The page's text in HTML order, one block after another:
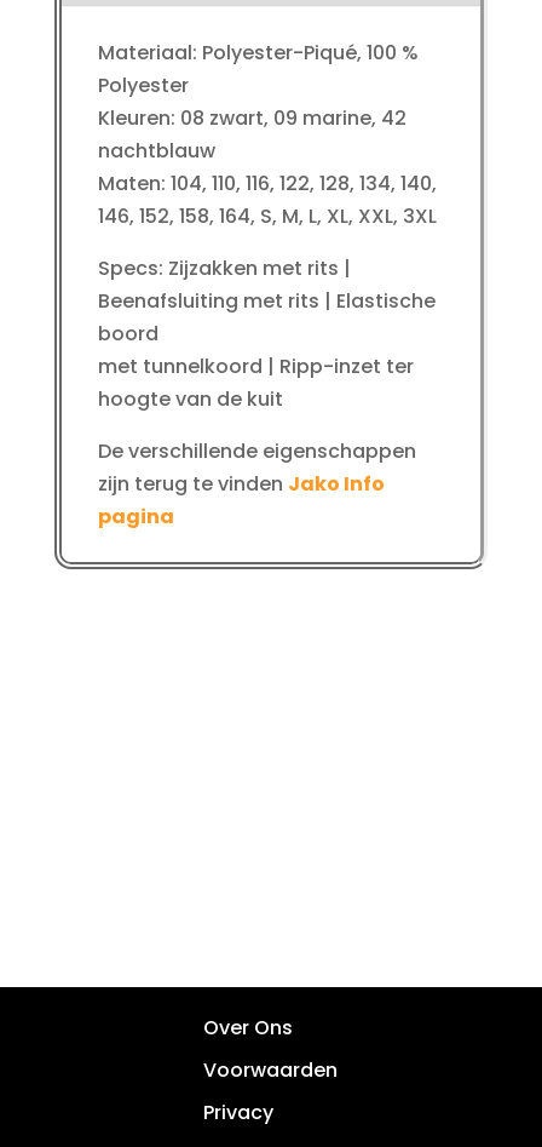
Materiaal: Polyester-Piqué, 100 %
Polyester
Kleuren: 08 zwart, 09 marine, 42
nachtblauw
Maten: 104, 110, 116, 122, 128, 134, 140,
146, 152, 158, 164, S, M, L, XL, XXL, 3XL
Specs: Zijzakken met rits |
Beenafsluiting met rits | Elastische
boord
met tunnelkoord | Ripp-inzet ter
hoogte van de kuit
De verschillende eigenschappen
zijn terug te vinden Jako Info
pagina
Over Ons
Voorwaarden
Privacy